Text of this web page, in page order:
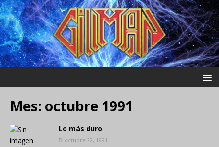
Mes: octubre 1991
Lo más duro
octubre 22, 1991